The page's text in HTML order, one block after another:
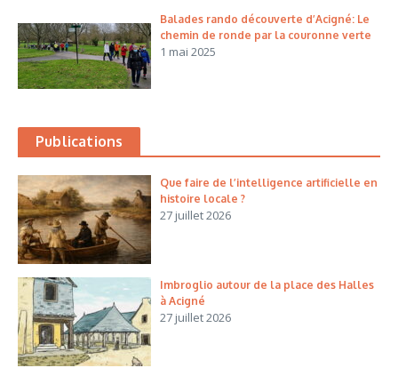
Balades rando découverte d’Acigné: Le
chemin de ronde par la couronne verte
1 mai 2025
Publications
Que faire de l’intelligence artificielle en
histoire locale ?
27 juillet 2026
Imbroglio autour de la place des Halles
à Acigné
27 juillet 2026